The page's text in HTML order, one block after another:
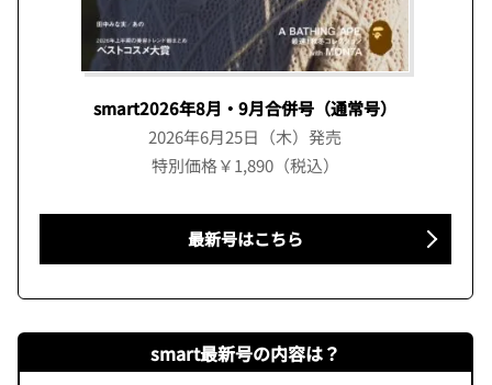
smart2026年8月・9月合併号（通常号）
2026年6月25日（木）発売
特別価格￥1,890（税込）
最新号はこちら
smart最新号の内容は？